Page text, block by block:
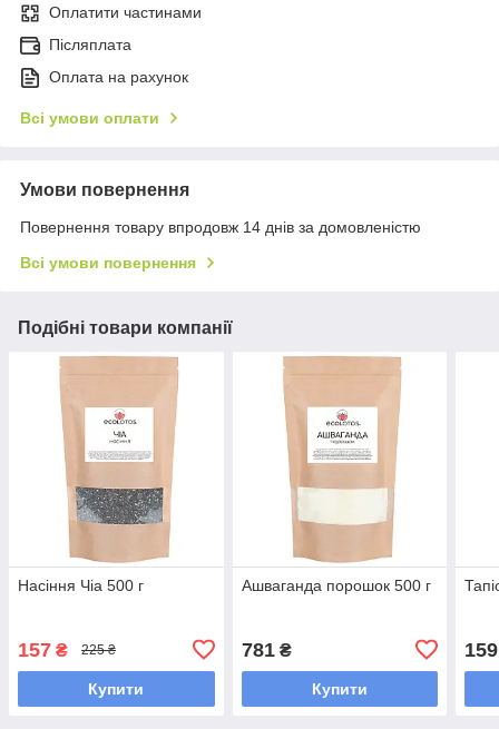
Оплатити частинами
Післяплата
Оплата на рахунок
Всі умови оплати
Умови повернення
Повернення товару впродовж 14 днів за домовленістю
Всі умови повернення
Подібні товари компанії
Насіння Чіа 500 г
157 ₴ 225 ₴
Купити
Ашваганда порошок 500 г
781₴
Купити
159